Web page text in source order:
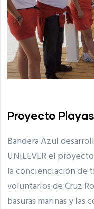
Proyecto
Bandera Azul
UNILEVER el
la concienciación de
voluntarios de Cruz
basuras marinas y las